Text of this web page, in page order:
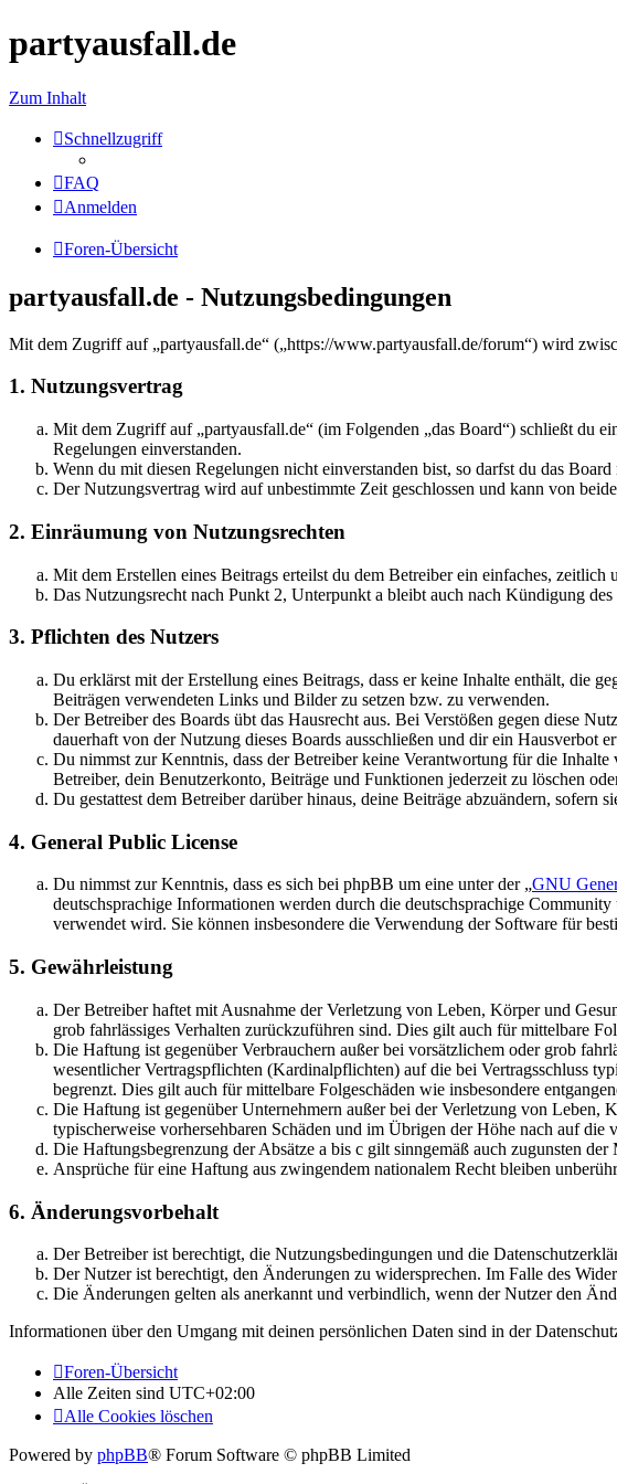
partyausfall.de
Zum Inhalt
Schnellzugriff
FAQ
Anmelden
Foren-Übersicht
partyausfall.de - Nutzungsbedingungen
Mit dem Zugriff auf „partyausfall.de“ („https://www.partyausfall.de/forum“) wird
1. Nutzungsvertrag
Mit dem Zugriff auf „partyausfall.de“ (im Folgenden „das Board“) schließt du
Regelungen einverstanden.
Wenn du mit diesen Regelungen nicht einverstanden bist, so darfst du das
Der Nutzungsvertrag wird auf unbestimmte Zeit geschlossen und kann von
2. Einräumung von Nutzungsrechten
Mit dem Erstellen eines Beitrags erteilst du dem Betreiber ein einfaches,
Das Nutzungsrecht nach Punkt 2, Unterpunkt a bleibt auch nach Kündigung des
3. Pflichten des Nutzers
Du erklärst mit der Erstellung eines Beitrags, dass er keine Inhalte enthält, die
Beiträgen verwendeten Links und Bilder zu setzen bzw. zu verwenden.
Der Betreiber des Boards übt das Hausrecht aus. Bei Verstößen gegen diese
dauerhaft von der Nutzung dieses Boards ausschließen und dir ein Hausverbot
Du nimmst zur Kenntnis, dass der Betreiber keine Verantwortung für die
Betreiber, dein Benutzerkonto, Beiträge und Funktionen jederzeit zu löschen
Du gestattest dem Betreiber darüber hinaus, deine Beiträge abzuändern, sofern
4. General Public License
Du nimmst zur Kenntnis, dass es sich bei phpBB um eine unter der „GNU
deutschsprachige Informationen werden durch die deutschsprachige Community
verwendet wird. Sie können insbesondere die Verwendung der Software für
5. Gewährleistung
Der Betreiber haftet mit Ausnahme der Verletzung von Leben, Körper und
grob fahrlässiges Verhalten zurückzuführen sind. Dies gilt auch für mittelbare
Die Haftung ist gegenüber Verbrauchern außer bei vorsätzlichem oder grob
wesentlicher Vertragspflichten (Kardinalpflichten) auf die bei Vertragsschluss
begrenzt. Dies gilt auch für mittelbare Folgeschäden wie insbesondere
Die Haftung ist gegenüber Unternehmern außer bei der Verletzung von Leben,
typischerweise vorhersehbaren Schäden und im Übrigen der Höhe nach auf
Die Haftungsbegrenzung der Absätze a bis c gilt sinngemäß auch zugunsten
Ansprüche für eine Haftung aus zwingendem nationalem Recht bleiben
6. Änderungsvorbehalt
Der Betreiber ist berechtigt, die Nutzungsbedingungen und die
Der Nutzer ist berechtigt, den Änderungen zu widersprechen. Im Falle des
Die Änderungen gelten als anerkannt und verbindlich, wenn der Nutzer den
Informationen über den Umgang mit deinen persönlichen Daten sind in der
Foren-Übersicht
Alle Zeiten sind UTC+02:00
Alle Cookies löschen
Powered by phpBB® Forum Software © phpBB Limited